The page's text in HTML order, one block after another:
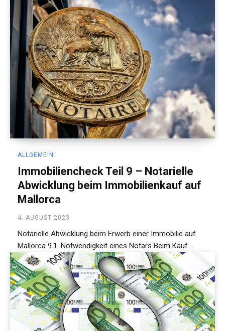
ALLGEMEIN
Immobiliencheck Teil 9 – Notarielle
Abwicklung beim Immobilienkauf auf
Mallorca
4. AUGUST 2023
Notarielle Abwicklung beim Erwerb einer Immobilie auf
Mallorca 9.1. Notwendigkeit eines Notars Beim Kauf...